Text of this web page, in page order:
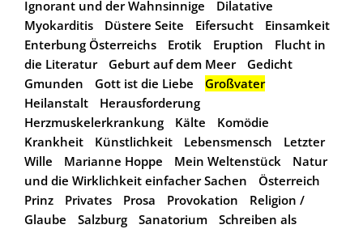
Ignorant und der Wahnsinnige
Dilatative
Myokarditis
Düstere Seite Eifersucht
Einsamkeit
Enterbung Österreichs
Erotik Eruption
Flucht in
die Literatur
Geburt auf dem Meer
Gedicht
Gmunden
Gott ist die Liebe
Großvater
Heilanstalt
Herausforderung
Herzmuskelerkrankung
Kälte
Komödie
Krankheit
Künstlichkeit Lebensmensch
Letzter
Wille
Marianne Hoppe Mein Weltenstück
Natur
und die Wirklichkeit einfacher Sachen
Österreich
Prinz
Privates Prosa Provokation
Religion /
Glaube
Salzburg Sanatorium
Schreiben als